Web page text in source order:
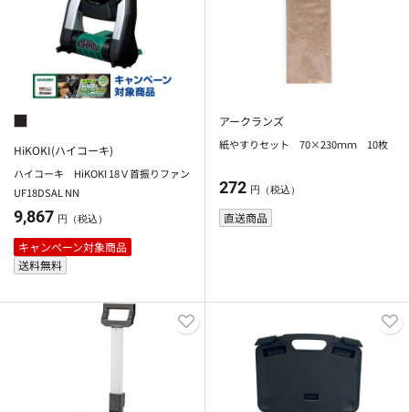
HiKOKI(ハイコーキ)
ハイコーキ HiKOKI 18Ｖ首振りファン
UF18DSAL NN
9,867 円（税込）
キャンペーン対象商品
送料無料
アークランズ
紙やすりセット 70×230ｍｍ 10枚
272 円（税込）
直送商品